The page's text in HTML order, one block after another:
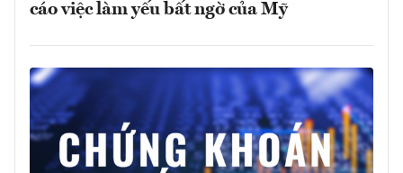
cáo việc làm yếu bất ngờ của Mỹ